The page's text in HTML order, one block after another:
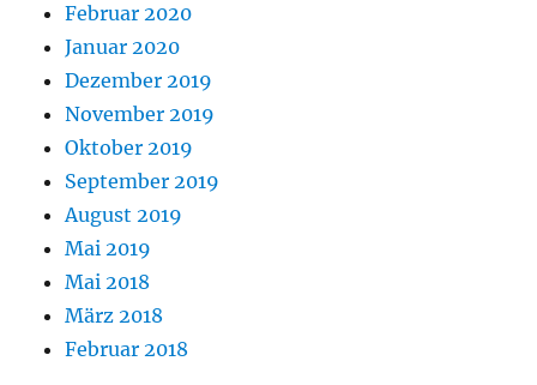
Februar 2020
Januar 2020
Dezember 2019
November 2019
Oktober 2019
September 2019
August 2019
Mai 2019
Mai 2018
März 2018
Februar 2018